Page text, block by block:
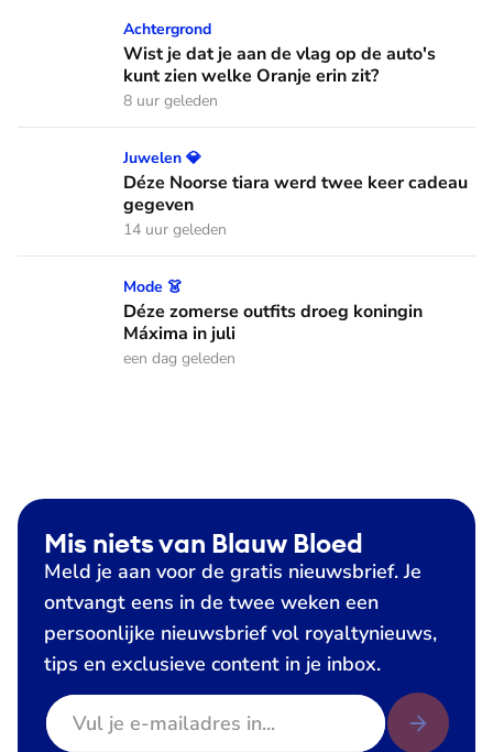
Wist je dat je aan de vlag op de auto's kunt zien welke
Achtergrond
Wist je dat je aan de vlag op de auto's
kunt zien welke Oranje erin zit?
8 uur geleden
Déze Noorse tiara werd twee keer cadeau gegeven
Juwelen 💎
Déze Noorse tiara werd twee keer cadeau
gegeven
14 uur geleden
Déze zomerse outfits droeg koningin Máxima in juli
Mode 👗
Déze zomerse outfits droeg koningin
Máxima in juli
een dag geleden
Mis niets van Blauw Bloed
Meld je aan voor de gratis nieuwsbrief. Je
ontvangt eens in de twee weken een
persoonlijke nieuwsbrief vol royaltynieuws,
tips en exclusieve content in je inbox.
E-mailadres